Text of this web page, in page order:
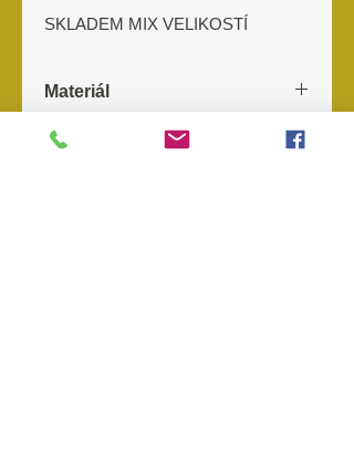
SKLADEM MIX VELIKOSTÍ
Materiál
100% nylon
Výrobce